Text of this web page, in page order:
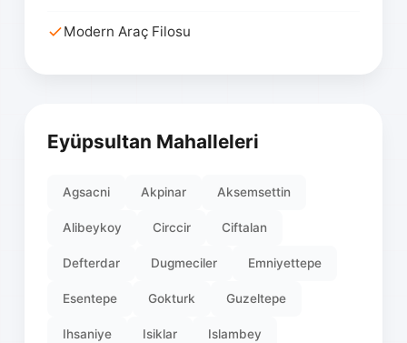
Modern Araç Filosu
Eyüpsultan Mahalleleri
Agsacni Akpinar Aksemsettin
Alibeykoy Circcir Ciftalan
Defterdar Dugmeciler Emniyettepe
Esentepe Gokturk Guzeltepe
Ihsaniye Isiklar Islambey